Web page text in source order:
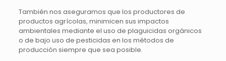
También nos aseguramos que los productores de
productos agrícolas, minimicen sus impactos
ambientales mediante el uso de plaguicidas orgánicos
o de bajo uso de pesticidas en los métodos de
producción siempre que sea posible.